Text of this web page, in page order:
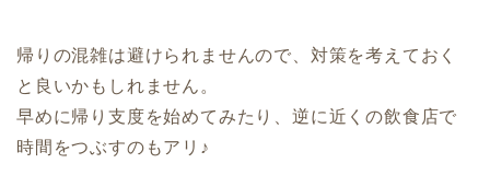
帰りの混雑は避けられませんので、対策を考えておく
と良いかもしれません。
早めに帰り支度を始めてみたり、逆に近くの飲食店で
時間をつぶすのもアリ♪